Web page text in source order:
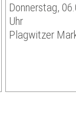
Donnerstag,
Uhr
Plagwitzer